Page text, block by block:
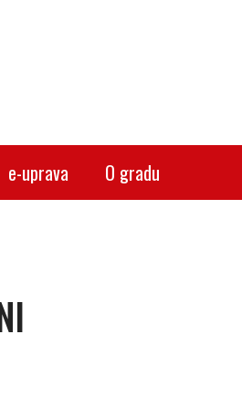
e-uprava O gradu